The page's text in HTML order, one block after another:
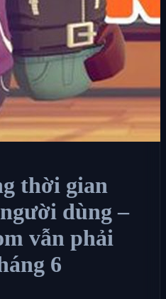
thời gian
dùng –
vẫn phải
6